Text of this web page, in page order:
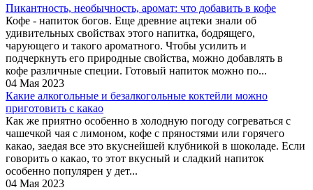
Пикантность, необычность, аромат: что добавить в кофе
Кофе - напиток богов. Еще древние ацтеки знали об
удивительных свойствах этого напитка, бодрящего,
чарующего и такого ароматного. Чтобы усилить и
подчеркнуть его природные свойства, можно добавлять в
кофе различные специи. Готовый напиток можно по...
04 Мая 2023
Какие алкогольные и безалкогольные коктейли можно
приготовить с какао
Как же приятно особенно в холодную погоду согреваться с
чашечкой чая с лимоном, кофе с пряностями или горячего
какао, заедая все это вкуснейшей клубникой в шоколаде. Если
говорить о какао, то этот вкусный и сладкий напиток
особенно популярен у дет...
04 Мая 2023